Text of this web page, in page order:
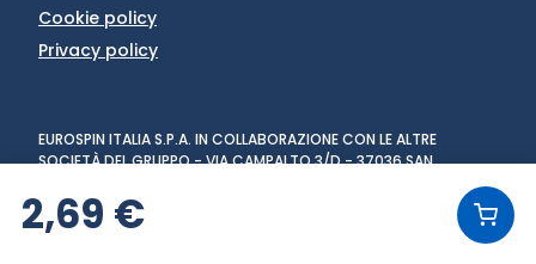
2,69 €
Cookie policy
Privacy policy
EUROSPIN ITALIA S.P.A. IN COLLABORAZIONE CON LE ALTRE
SOCIETÀ DEL GRUPPO - VIA CAMPALTO 3/D - 37036 SAN
MARTINO BUON ALBERGO (VR) - FAX +39 045 8782333 - PARTITA
IVA 02536510239
VERSIONE: 1.6.0